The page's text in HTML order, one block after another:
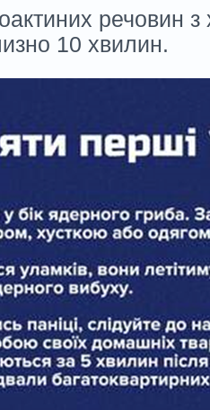
речовин з
10 хвилин.